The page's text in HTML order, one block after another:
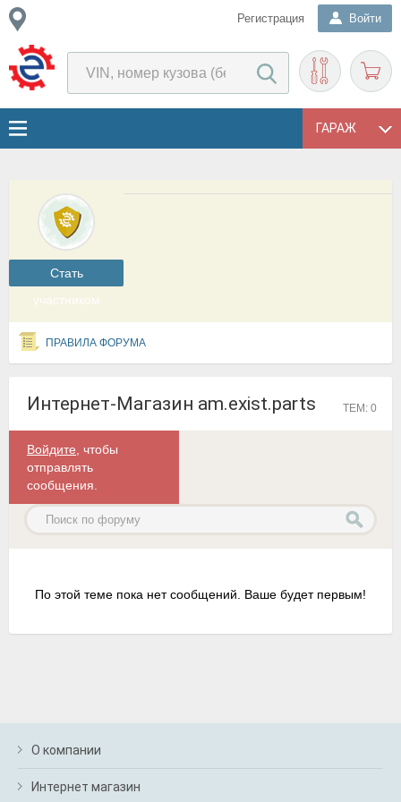
Регистрация Войти
ГАРАЖ
Cтать
участником
ПРАВИЛА ФОРУМА
Интернет-Магазин am.exist.parts ТЕМ: 0
Войдите , чтобы
отправлять
сообщения.
По этой теме пока нет сообщений. Ваше будет первым!
О компании
Интернет магазин